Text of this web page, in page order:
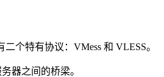
个特有协议：VMess 和 VLESS。
器之间的桥梁。